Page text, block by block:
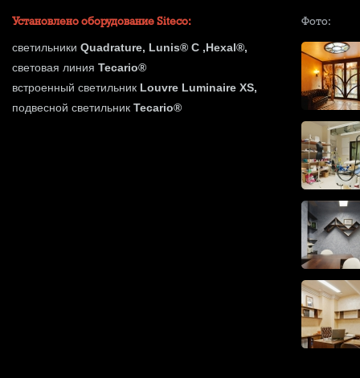
Установлено оборудование Siteco:
светильники Quadrature, Lunis® C ,Hexal®,
световая линия Tecario®
встроенный светильник Louvre Luminaire XS,
подвесной светильник Tecario®
Фото: